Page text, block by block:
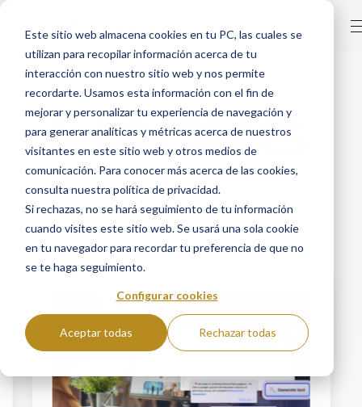
Este sitio web almacena cookies en tu PC, las cuales se
utilizan para recopilar información acerca de tu
interacción con nuestro sitio web y nos permite
recordarte. Usamos esta información con el fin de
mejorar y personalizar tu experiencia de navegación y
para generar analíticas y métricas acerca de nuestros
visitantes en este sitio web y otros medios de
comunicación. Para conocer más acerca de las cookies,
consulta nuestra política de privacidad.
Si rechazas, no se hará seguimiento de tu información
cuando visites este sitio web. Se usará una sola cookie
en tu navegador para recordar tu preferencia de que no
se te haga seguimiento.
Configurar cookies
Aceptar todas Rechazar todas
HACKS
Blog de analítica, CRM y estrategia